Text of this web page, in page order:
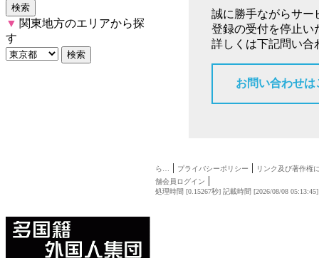
▼ 関東地方のエリアから探
す
誠に勝手ながらサー
登録の受付を停止い
詳しくは下記問い合
お問い合わせは
ら… | プライバシーポリシー |
リンク及び著作権
舗会員ログイン |
処理時間 [0.15267秒] 記載時間 [2026/08/08